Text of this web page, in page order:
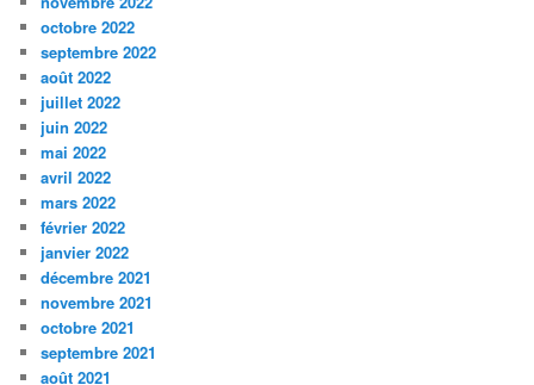
octobre 2022
septembre 2022
août 2022
juillet 2022
juin 2022
mai 2022
avril 2022
mars 2022
février 2022
janvier 2022
décembre 2021
novembre 2021
octobre 2021
septembre 2021
août 2021